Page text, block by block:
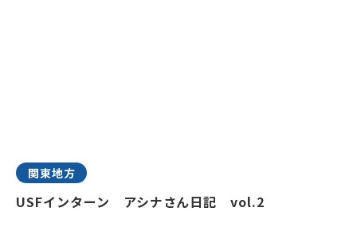
関東地方
USFインターン アシナさん日記 vol.2